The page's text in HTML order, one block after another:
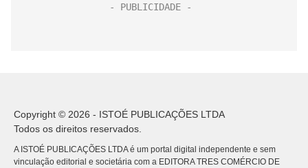
Copyright © 2026 - ISTOÉ PUBLICAÇÕES LTDA
Todos os direitos reservados.
A ISTOÉ PUBLICAÇÕES LTDA é um portal digital independente e sem
vinculação editorial e societária com a EDITORA TRES COMÉRCIO DE